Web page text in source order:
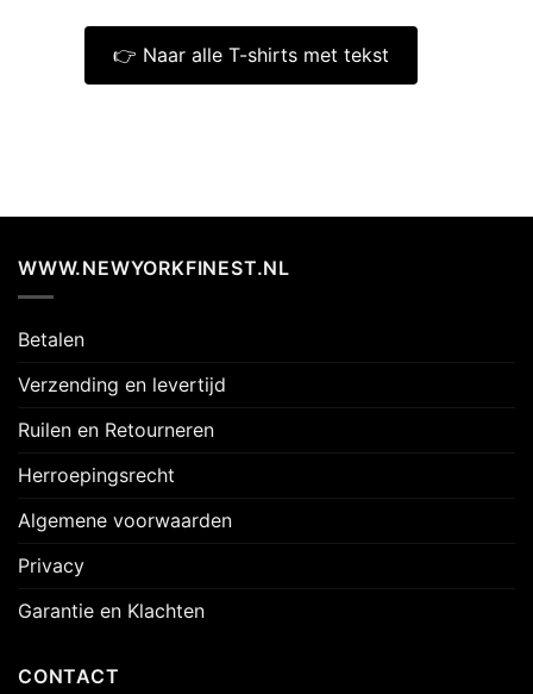
👉 Naar alle T-shirts met tekst
WWW.NEWYORKFINEST.NL
Betalen
Verzending en levertijd
Ruilen en Retourneren
Herroepingsrecht
Algemene voorwaarden
Privacy
Garantie en Klachten
CONTACT